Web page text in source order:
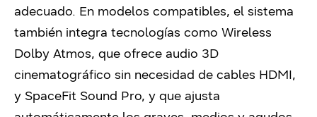
adecuado. En modelos compatibles, el sistema
también integra tecnologías como Wireless
Dolby Atmos, que ofrece audio 3D
cinematográfico sin necesidad de cables HDMI,
y SpaceFit Sound Pro, y que ajusta